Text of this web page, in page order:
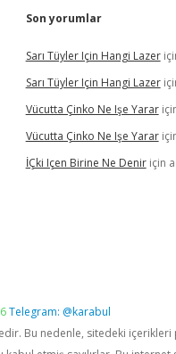
Son yorumlar
Sarı Tüyler Için Hangi Lazer
Sarı Tüyler Için Hangi Lazer
Vücutta Çinko Ne Işe Yarar
Vücutta Çinko Ne Işe Yarar
İÇki Içen Birine Ne Deniriçin
Telegram: @karabul
Bu nedenle, sitedeki